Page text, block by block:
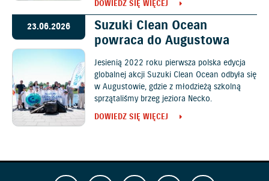
DOWIEDZ SIĘ WIĘCEJ
23.06.2026
Suzuki Clean Ocean
powraca do Augustowa
Jesienią 2022 roku pierwsza polska edycja
globalnej akcji Suzuki Clean Ocean odbyła się
w Augustowie, gdzie z młodzieżą szkolną
sprzątaliśmy brzeg jeziora Necko.
DOWIEDZ SIĘ WIĘCEJ